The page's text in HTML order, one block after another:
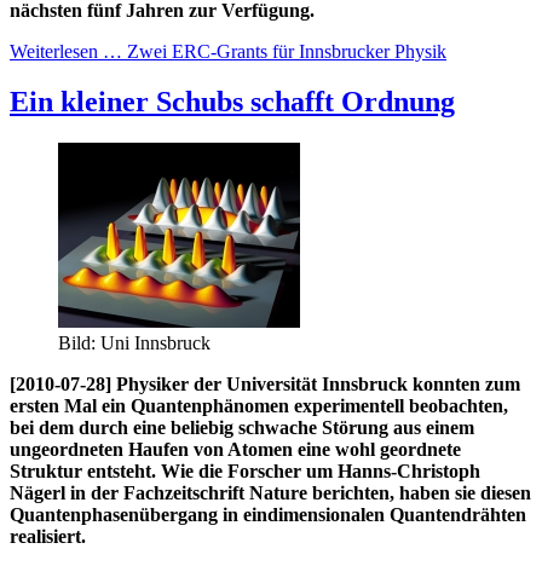
nächsten fünf Jahren zur Verfügung.
Weiterlesen … Zwei ERC-Grants für Innsbrucker Physik
Ein kleiner Schubs schafft Ordnung
Bild: Uni Innsbruck
[2010-07-28] Physiker der Universität Innsbruck konnten zum
ersten Mal ein Quantenphänomen experimentell beobachten,
bei dem durch eine beliebig schwache Störung aus einem
ungeordneten Haufen von Atomen eine wohl geordnete
Struktur entsteht. Wie die Forscher um Hanns-Christoph
Nägerl in der Fachzeitschrift Nature berichten, haben sie diesen
Quantenphasenübergang in eindimensionalen Quantendrähten
realisiert.